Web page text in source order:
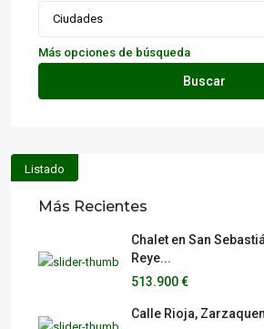
Ciudades
Más opciones de búsqueda
Buscar
Listado
Más Recientes
Chalet en San
Reye...
513.900 €
Calle Rioja,